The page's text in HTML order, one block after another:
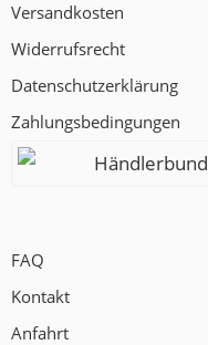
Versandkosten
Widerrufsrecht
Datenschutzerklärung
Zahlungsbedingungen
Händlerbund
FAQ
Kontakt
Anfahrt